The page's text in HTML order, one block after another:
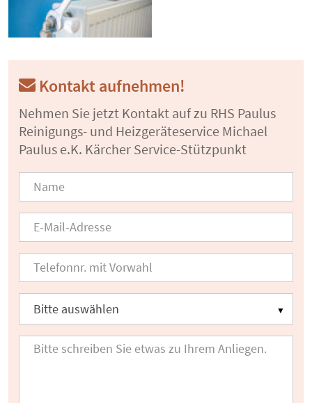
Kontakt aufnehmen!
Nehmen Sie jetzt Kontakt auf zu RHS Paulus
Reinigungs- und Heizgeräteservice Michael
Paulus e.K. Kärcher Service-Stützpunkt